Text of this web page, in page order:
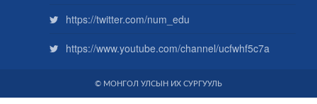
https://twitter.com/num_edu
https://www.youtube.com/channel/ucfwhf5c7a
© МОНГОЛ УЛСЫН ИХ СУРГУУЛЬ